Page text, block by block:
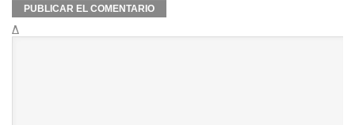
Δ